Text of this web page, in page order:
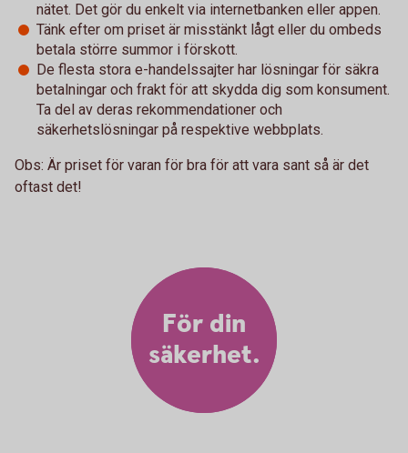
nätet. Det gör du enkelt via internetbanken eller appen.
Tänk efter om priset är misstänkt lågt eller du ombeds
betala större summor i förskott.
De flesta stora e-handelssajter har lösningar för säkra
betalningar och frakt för att skydda dig som konsument.
Ta del av deras rekommendationer och
säkerhetslösningar på respektive webbplats.
Obs: Är priset för varan för bra för att vara sant så är det
oftast det!
För din
säkerhet.